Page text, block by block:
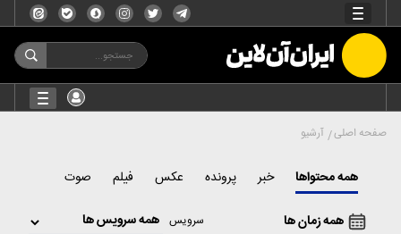
صفحه اصلی آرشیو
همه محتواها خبر پرونده عکس فیلم صوت
همه زمان ها سرویس